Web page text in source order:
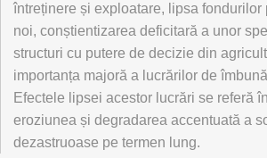
întreținere și exploatare, lipsa fondurilor
noi, conștientizarea deficitară a unor
structuri cu putere de decizie din
importanța majoră a lucrărilor de
Efectele lipsei acestor lucrări se referă
eroziunea și degradarea accentuată a
dezastruoase pe termen lung.